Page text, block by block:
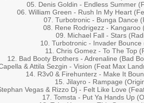
05. Denis Goldin - Endless Summer
06. William Green - Rush In My Heart
07. Turbotronic - Bunga Dance
08. Rene Rodrigezz - Kangaroo
09. Michael Fall - Stars
10. Turbotronic - Invader
11. Chris Gomez - To The Top
12. Bad Booty Brothers - Adrenaline (Bad
& Attila Sezgin - Vision (Feat Max
14. R3v0 & Firehunterz - Make It
15. Jilayro - Rampage
Vegas & Rizzo Dj - Felt Like Love
17. Tomsta - Put Ya Hands Up